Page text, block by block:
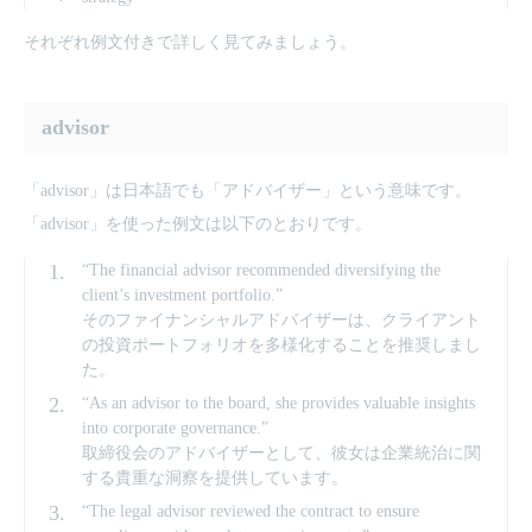
それぞれ例文付きで詳しく見てみましょう。
advisor
「advisor」は日本語でも「アドバイザー」という意味です。
「advisor」を使った例文は以下のとおりです。
“The financial advisor recommended diversifying the
client’s investment portfolio.”
そのファイナンシャルアドバイザーは、クライアント
の投資ポートフォリオを多様化することを推奨しまし
た。
“As an advisor to the board, she provides valuable insights
into corporate governance.”
取締役会のアドバイザーとして、彼女は企業統治に関
する貴重な洞察を提供しています。
“The legal advisor reviewed the contract to ensure